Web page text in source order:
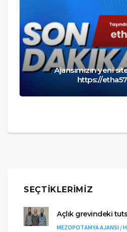
Ajansımızın yeni
https://
SEÇTIKLERIMIZ
Açlık grevindeki
MEZOPOTAMYA AJANSI /